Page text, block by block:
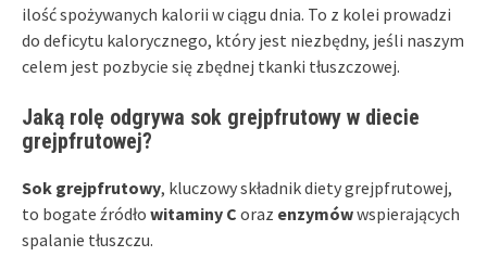
ilość spożywanych kalorii w ciągu dnia. To z kolei prowadzi
do deficytu kalorycznego, który jest niezbędny, jeśli naszym
celem jest pozbycie się zbędnej tkanki tłuszczowej.
Jaką rolę odgrywa sok grejpfrutowy w diecie
grejpfrutowej?
Sok grejpfrutowy, kluczowy składnik diety grejpfrutowej,
to bogate źródło witaminy C oraz enzymówwspierających
spalanie tłuszczu.